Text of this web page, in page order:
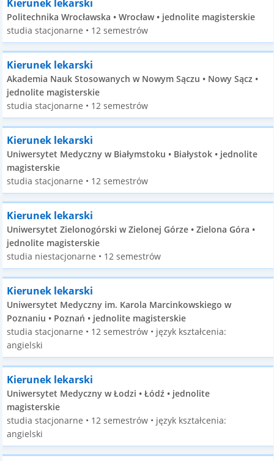
Kierunek lekarski
Politechnika Wrocławska • Wrocław • jednolite magisterskie
studia stacjonarne • 12 semestrów
Kierunek lekarski
Akademia Nauk Stosowanych w Nowym Sączu • Nowy Sącz •
jednolite magisterskie
studia stacjonarne • 12 semestrów
Kierunek lekarski
Uniwersytet Medyczny w Białymstoku • Białystok • jednolite
magisterskie
studia stacjonarne • 12 semestrów
Kierunek lekarski
Uniwersytet Zielonogórski w Zielonej Górze • Zielona Góra •
jednolite magisterskie
studia niestacjonarne • 12 semestrów
Kierunek lekarski
Uniwersytet Medyczny im. Karola Marcinkowskiego w
Poznaniu • Poznań • jednolite magisterskie
studia stacjonarne • 12 semestrów • język kształcenia:
angielski
Kierunek lekarski
Uniwersytet Medyczny w Łodzi • Łódź • jednolite
magisterskie
studia stacjonarne • 12 semestrów • język kształcenia:
angielski